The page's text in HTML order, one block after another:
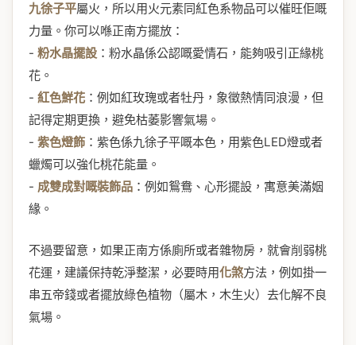
九徐子平屬火，所以用火元素同紅色系物品可以催旺佢嘅
力量。你可以喺正南方擺放：
- 粉水晶擺設 ：粉水晶係公認嘅愛情石，能夠吸引正緣桃
花。
- 紅色鮮花 ：例如紅玫瑰或者牡丹，象徵熱情同浪漫，但
記得定期更換，避免枯萎影響氣場。
- 紫色燈飾 ：紫色係九徐子平嘅本色，用紫色LED燈或者
蠟燭可以強化桃花能量。
- 成雙成對嘅裝飾品 ：例如鴛鴦、心形擺設，寓意美滿姻
緣。
不過要留意，如果正南方係廁所或者雜物房，就會削弱桃
花運，建議保持乾淨整潔，必要時用化煞方法，例如掛一
串五帝錢或者擺放綠色植物（屬木，木生火）去化解不良
氣場。